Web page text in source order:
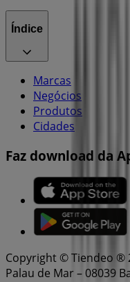
Índice
Marcas
Negócios
Produtos
Cidades
Faz download da
Copyright © Tiendeo ®
Palau de Mar – 08039